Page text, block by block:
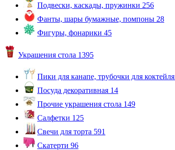
Подвески, каскады, пружинки 256
Фанты, шары бумажные, помпоны 28
Фигуры, фонарики 45
Украшения стола 1395
Пики для канапе, трубочки для коктейля
Посуда декоративная 14
Прочие украшения стола 149
Салфетки 125
Свечи для торта 591
Скатерти 96